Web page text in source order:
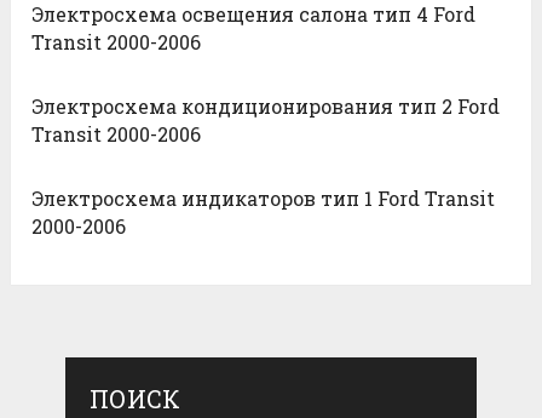
Электросхема освещения салона тип 4 Ford
Transit 2000-2006
Электросхема кондиционирования тип 2 Ford
Transit 2000-2006
Электросхема индикаторов тип 1 Ford Transit
2000-2006
ПОИСК